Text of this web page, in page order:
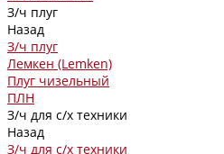
З/ч плуг
Назад
З/ч плуг
Лемкен (Lemken)
Плуг чизельный
ПЛН
З/ч для с/х техники
Назад
З/ч для с/х техники